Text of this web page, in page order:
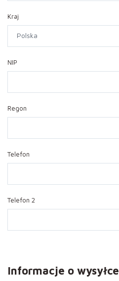
Kraj
NIP
Regon
Telefon
Telefon 2
Informacje o wysyłce